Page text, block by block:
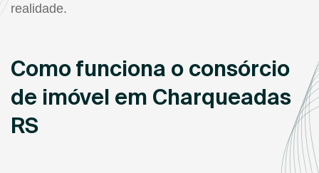
realidade.
Como funciona o consórcio
de imóvel em Charqueadas
RS